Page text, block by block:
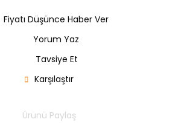
Fiyatı Düşünce Haber Ver
Yorum Yaz
Tavsiye Et
Karşılaştır
Ürünü Paylaş